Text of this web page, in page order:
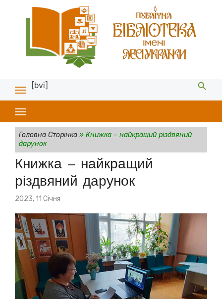
[bvi]
Головна Сторінка» Книжка – найкращий різдвяний
дарунок
Книжка – найкращий
різдвяний дарунок
Posted
2023, 11 Січня